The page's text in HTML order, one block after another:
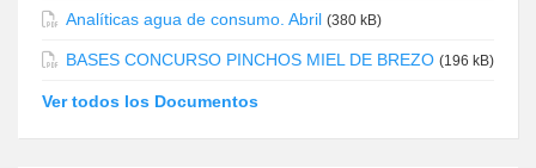
Analíticas agua de consumo. Abril (380 kB)
BASES CONCURSO PINCHOS MIEL DE BREZO (196 kB)
Ver todos los Documentos